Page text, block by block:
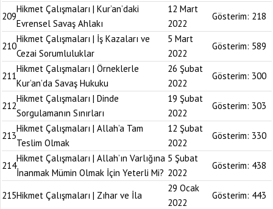
209
Hikmet Çalışmaları | Kur’an’daki
Evrensel Savaş Ahlakı
12 Mart
2022
Gösterim: 218
210
Hikmet Çalışmaları | İş Kazaları ve
Cezai Sorumluluklar
5 Mart
2022
Gösterim: 589
211
Hikmet Çalışmaları | Örneklerle
Kur’an’da Savaş Hukuku
26 Şubat
2022
Gösterim: 300
212
Hikmet Çalışmaları | Dinde
Sorgulamanın Sınırları
19 Şubat
2022
Gösterim: 303
213
Hikmet Çalışmaları | Allah’a Tam
Teslim Olmak
12 Şubat
2022
Gösterim: 330
214
Hikmet Çalışmaları | Allah’ın Varlığına
İnanmak Mümin Olmak İçin Yeterli Mi?
5 Şubat
2022
Gösterim: 438
215Hikmet Çalışmaları | Zıhar ve İla
29 Ocak
2022
Gösterim: 443